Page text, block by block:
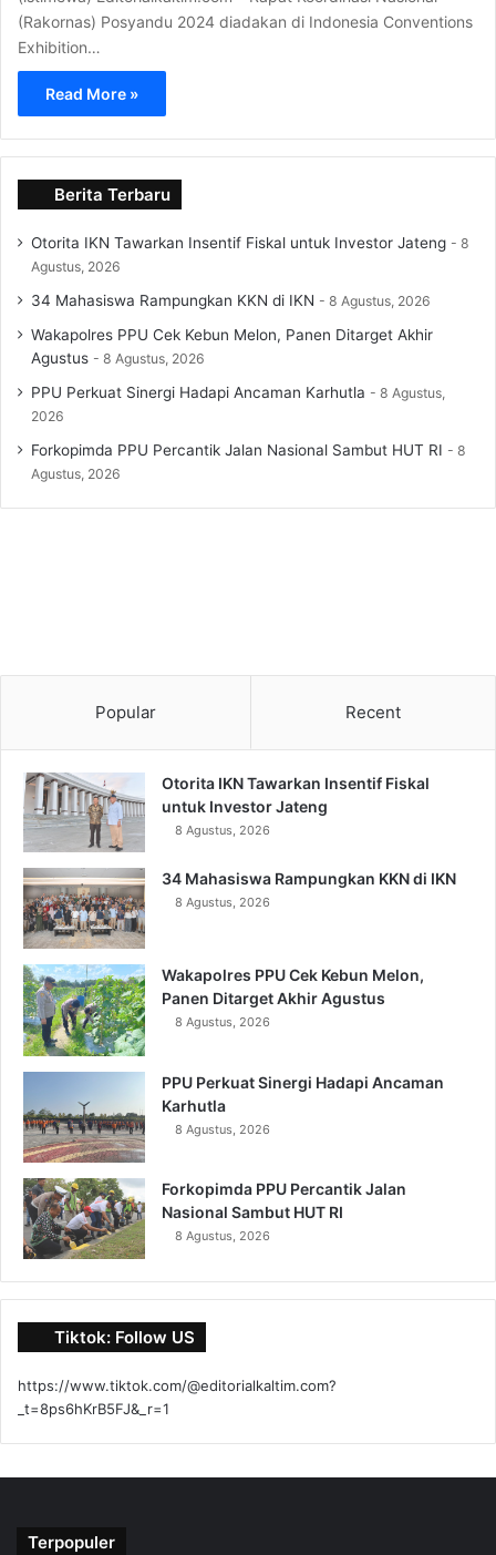
(Rakornas) Posyandu 2024 diadakan di Indonesia Conventions
Exhibition…
Read More »
Berita Terbaru
Otorita IKN Tawarkan Insentif Fiskal untuk Investor Jateng
8
Agustus, 2026
34 Mahasiswa Rampungkan KKN di IKN 8 Agustus, 2026
Wakapolres PPU Cek Kebun Melon, Panen Ditarget Akhir
Agustus
8 Agustus, 2026
PPU Perkuat Sinergi Hadapi Ancaman Karhutla
8 Agustus,
2026
Forkopimda PPU Percantik Jalan Nasional Sambut HUT RI
8
Agustus, 2026
Popular Recent
Otorita IKN Tawarkan Insentif Fiskal
untuk Investor Jateng
8 Agustus, 2026
34 Mahasiswa Rampungkan KKN di IKN
8 Agustus, 2026
Wakapolres PPU Cek Kebun Melon,
Panen Ditarget Akhir Agustus
8 Agustus, 2026
PPU Perkuat Sinergi Hadapi Ancaman
Karhutla
8 Agustus, 2026
Forkopimda PPU Percantik Jalan
Nasional Sambut HUT RI
8 Agustus, 2026
Tiktok: Follow US
https://www.tiktok.com/@editorialkaltim.com?
_t=8ps6hKrB5FJ&_r=1
Terpopuler